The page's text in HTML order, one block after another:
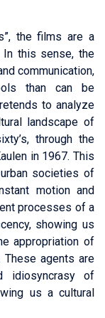
the films are a
this sense, the
communication,
than can be
to analyze
landscape of
through the
in 1967. This
societies of
motion and
processes of a
showing us
appropriation of
These agents are
idiosyncrasy of
us a cultural